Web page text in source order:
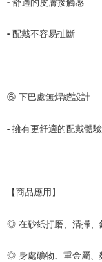
- 配戴不容易扯斷
⑥ 下巴處無焊縫設計
- 擁有更舒適的配戴體驗
【商品應用】
◎ 在砂紙打磨、清掃、
◎ 身處礦物、重金屬、